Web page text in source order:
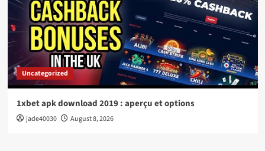
Uncategorized
1xbet apk download 2019 : aperçu et options
jade40030 August 8, 2026